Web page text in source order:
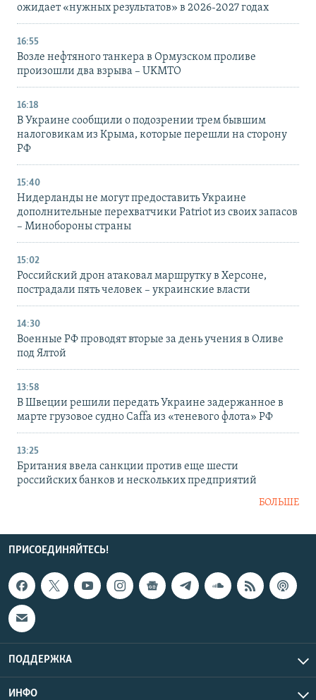
ожидает «нужных результатов» в 2026-2027 годах
16:55
Возле нефтяного танкера в Ормузском проливе
произошли два взрыва – UKMTO
16:18
В Украине сообщили о подозрении трем бывшим
налоговикам из Крыма, которые перешли на сторону
РФ
15:40
Нидерланды не могут предоставить Украине
дополнительные перехватчики Patriot из своих запасов
– Минобороны страны
15:02
Российский дрон атаковал маршрутку в Херсоне,
пострадали пять человек – украинские власти
14:30
Военные РФ проводят вторые за день учения в Оливе
под Ялтой
13:58
В Швеции решили передать Украине задержанное в
марте грузовое судно Caffa из «теневого флота» РФ
13:25
Британия ввела санкции против еще шести
российских банков и нескольких предприятий
БОЛЬШЕ
ПРИСОЕДИНЯЙТЕСЬ!
ПОДДЕРЖКА
ИНФО